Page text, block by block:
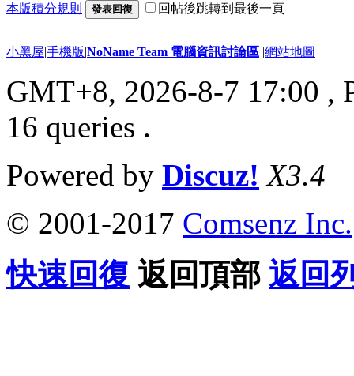
本版積分規則 發表回復 回帖後跳轉到最後一頁
小黑屋|手機版|NoName Team 電腦資訊討論區 |網站地圖
GMT+8, 2026-8-7 17:00 ,
16 queries .
Powered by Discuz! X3.4
© 2001-2017 Comsenz Inc.
快速回復 返回頂部 返回